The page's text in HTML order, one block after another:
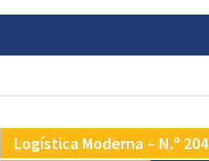
Logística Moderna – N.º 204